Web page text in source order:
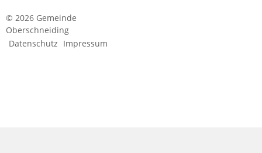
© 2026 Gemeinde
Oberschneiding
Datenschutz Impressum